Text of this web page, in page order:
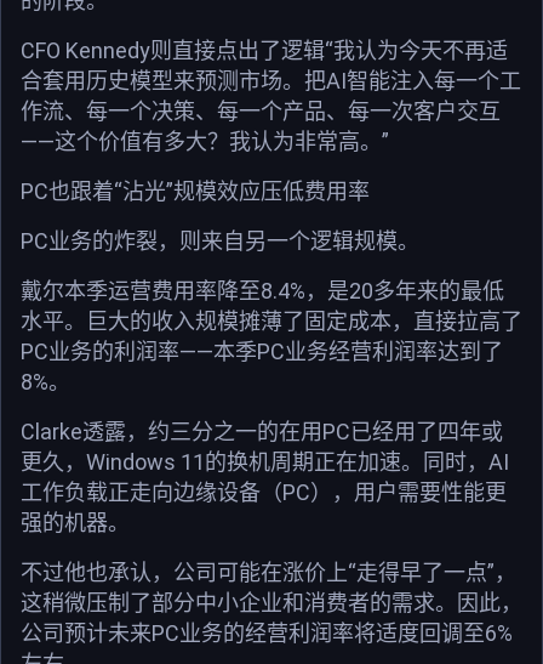
CFO Kennedy则直接点出了逻辑“我认为今天不再适
合套用历史模型来预测市场。把AI智能注入每一个工
作流、每一个决策、每一个产品、每一次客户交互
——这个价值有多大？我认为非常高。”
PC也跟着“沾光”规模效应压低费用率
PC业务的炸裂，则来自另一个逻辑规模。
戴尔本季运营费用率降至8.4%，是20多年来的最低
水平。巨大的收入规模摊薄了固定成本，直接拉高了
PC业务的利润率——本季PC业务经营利润率达到了
8%。
Clarke透露，约三分之一的在用PC已经用了四年或
更久，Windows 11的换机周期正在加速。同时，AI
工作负载正走向边缘设备（PC），用户需要性能更
强的机器。
不过他也承认，公司可能在涨价上“走得早了一点”，
这稍微压制了部分中小企业和消费者的需求。因此，
公司预计未来PC业务的经营利润率将适度回调至6%